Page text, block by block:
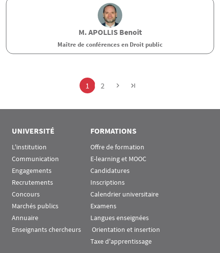
M. APOLLISBenoît
Maître de conférences en Droit public
Page
1 Page
2
UNIVERSITÉ
L'institution
Communication
Engagements
Recrutements
Concours
Marchés publics
Annuaire
Enseignants chercheurs
FORMATIONS
Offre de formation
E-learning et MOOC
Candidatures
Inscriptions
Calendrier universitaire
Examens
Langues enseignées
Orientation et insertion
Taxe d'apprentissage